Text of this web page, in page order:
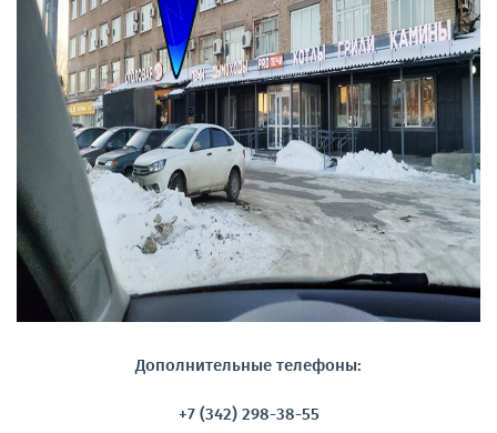
Дополнительные телефоны:
+7 (342) 298-38-55